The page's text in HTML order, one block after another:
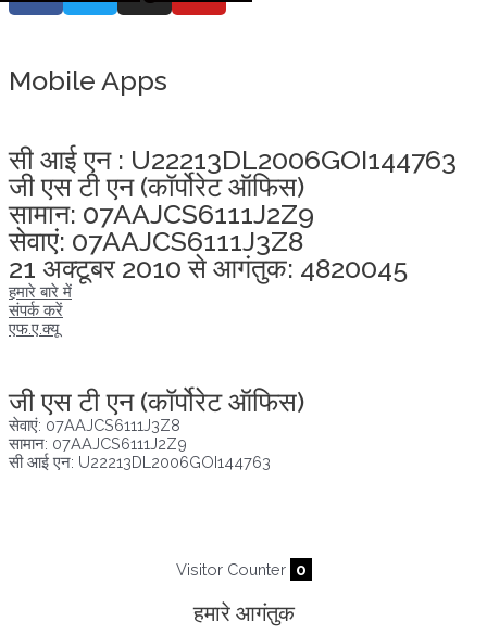
Mobile Apps
सी आई एन : U22213DL2006GOI144763
जी एस टी एन (कॉर्पोरेट ऑफिस)
सामान: 07AAJCS6111J2Z9
सेवाएं: 07AAJCS6111J3Z8
21 अक्टूबर 2010 से आगंतुक: 4820045
हमारे बारे में
संपर्क करें
एफ.ए.क्यू
जी एस टी एन (कॉर्पोरेट ऑफिस)
सेवाएं: 07AAJCS6111J3Z8
सामान: 07AAJCS6111J2Z9
सी आई एन: U22213DL2006GOI144763
Visitor Counter 0
हमारे आगंतुक